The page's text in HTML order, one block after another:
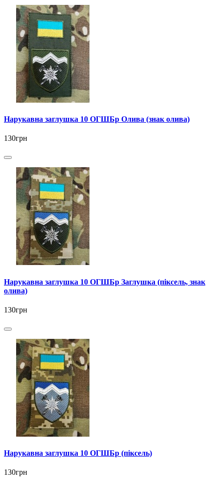
Нарукавна заглушка 10 ОГШБр Олива (знак олива)
130грн
Нарукавна заглушка 10 ОГШБр Заглушка (піксель, знак
олива)
130грн
Нарукавна заглушка 10 ОГШБр (піксель)
130грн